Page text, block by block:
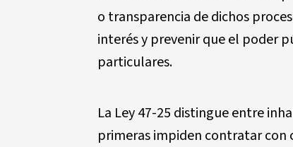
o transparencia de dichos
interés y prevenir que el poder
particulares.
La Ley 47-25 distingue entre
primeras impiden contratar